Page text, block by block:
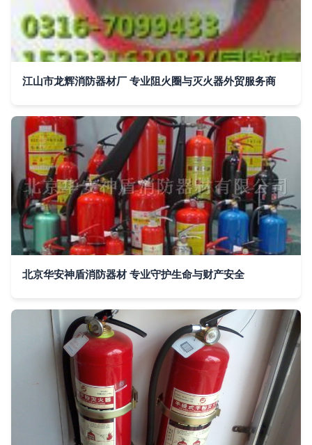
江山市龙辉消防器材厂 专业阻火圈与灭火器外贸服务商
北京华安神盾消防器材 专业守护生命与财产安全